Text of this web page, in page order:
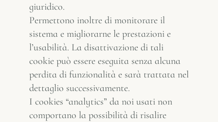
giuridico.
Permettono inoltre di monitorare il
sistema e migliorarne le prestazioni e
l’usabilità. La disattivazione di tali
cookie può essere eseguita senza alcuna
perdita di funzionalità e sarà trattata nel
dettaglio successivamente.
I cookies “analytics” da noi usati non
comportano la possibilità di risalire